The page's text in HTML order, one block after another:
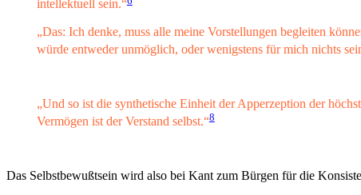
intellektuell sein.“
„Das: Ich denke, muss alle meine Vorstellungen begleiten
würde entweder unmöglich, oder wenigstens für mich nichts
„Und so ist die synthetische Einheit der Apperzeption der
Vermögen ist der Verstand selbst.“8
Das Selbstbewußtsein wird also bei Kant zum Bürgen für die